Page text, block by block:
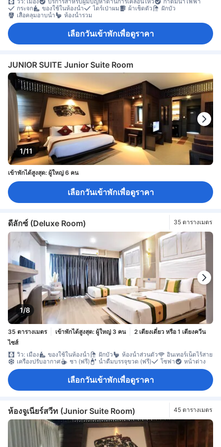
กระจก
ของใช้ในห้องน้ำ ไดร์เป่าผม ผ้าเช็ดตัว
ฝักบัว
เสื้อคลุมอาบน้ำ
ห้องน้ำรวม
เลือกวันเข้าพักเพื่อดูราคา
JUNIOR SUITE Junior Suite Room
1/11
เข้าพักได้สูงสุด: ผู้ใหญ่ 6 คน
เลือกวันเข้าพักเพื่อดูราคา
ดีลักซ์ (Deluxe Room) 35 ตารางเมตร
1/8
35 ตารางเมตร เข้าพักได้สูงสุด: ผู้ใหญ่ 3 คน
2 เตียงเดี่ยว หรือ 1 เตียงควีน
ไซส์
วิว: เมือง
ของใช้ในห้องน้ำ ฝักบัว ห้องน้ำส่วนตัว
อินเทอร์เน็ตไร้สาย
เครื่องปรับอากาศ
ชา (ฟรี) น้ำดื่มบรรจุขวด (ฟรี) โซฟา หน้าต่าง
เลือกวันเข้าพักเพื่อดูราคา
ห้องจูเนียร์สวีท (Junior Suite Room) 45 ตารางเมตร